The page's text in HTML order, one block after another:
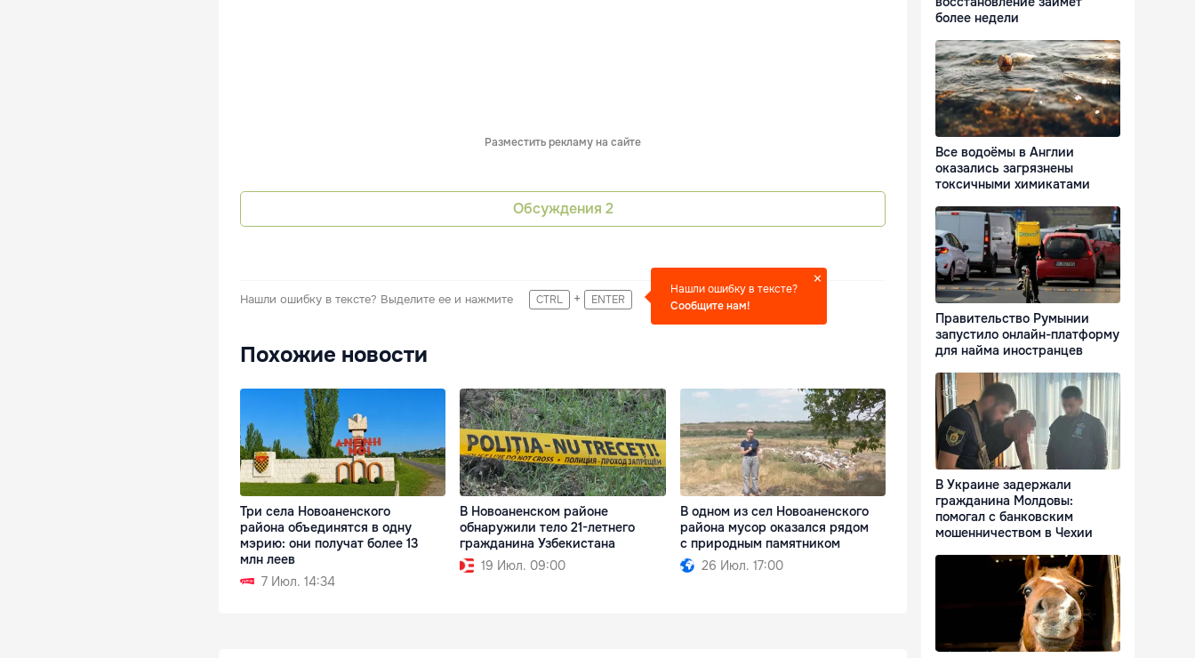
Разместить рекламу на сайте
Обсуждения 2
Нашли ошибку в тексте? Выделите ее и нажмите CTRL + ENTER
Нашли ошибку в тексте?
Сообщите нам!
Похожие новости
Три села Новоаненского
района объединятся в одну
мэрию: они получат более 13
млн леев
7 Июл. 14:34
В Новоаненском районе
обнаружили тело 21-летнего
гражданина Узбекистана
19 Июл. 09:00
В одном из сел Новоаненского
района мусор оказался рядом
с природным памятником
26 Июл. 17:00
более недели
Все водоёмы в Англии
оказались загрязнены
токсичными химикатами
Правительство Румынии
запустило онлайн-платформу
для найма иностранцев
В Украине задержали
гражданина Молдовы:
помогал с банковским
мошенничеством в Чехии